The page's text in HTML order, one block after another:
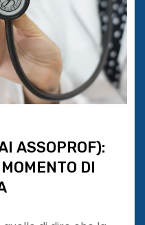
ASSOPROF):
DI